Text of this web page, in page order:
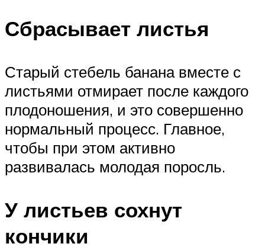
Сбрасывает листья
Старый стебель банана вместе с
листьями отмирает после каждого
плодоношения, и это совершенно
нормальный процесс. Главное,
чтобы при этом активно
развивалась молодая поросль.
У листьев сохнут
кончики